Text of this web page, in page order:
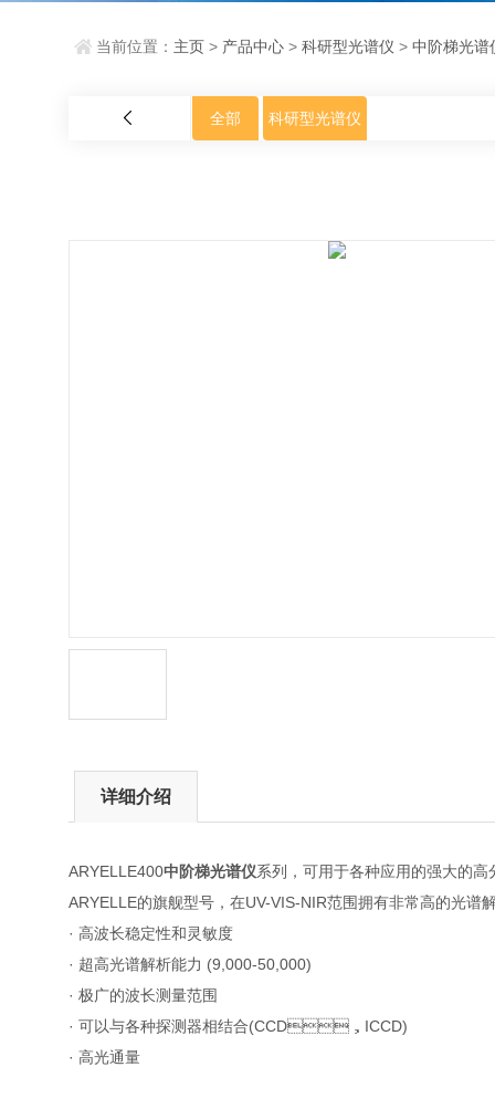
当前位置： 主页> 产品中心> 科研型光谱仪 > 中阶梯光谱
全部 科研型光谱仪
详细介绍
ARYELLE400中阶梯光谱仪系列，可用于各种应用的强大的高
ARYELLE的旗舰型号，在UV-VIS-NIR范围拥有非常高的光谱解
· 高波长稳定性和灵敏度
· 超高光谱解析能力 (9,000-50,000)
· 极广的波长测量范围
· 可以与各种探测器相结合(CCD，ICCD)
· 高光通量